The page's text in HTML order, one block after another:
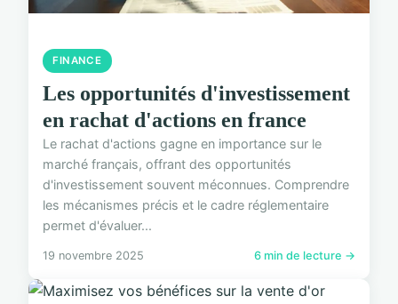
FINANCE
Les opportunités d'investissement
en rachat d'actions en france
Le rachat d'actions gagne en importance sur le
marché français, offrant des opportunités
d'investissement souvent méconnues. Comprendre
les mécanismes précis et le cadre réglementaire
permet d'évaluer...
19 novembre 2025 6 min de lecture →